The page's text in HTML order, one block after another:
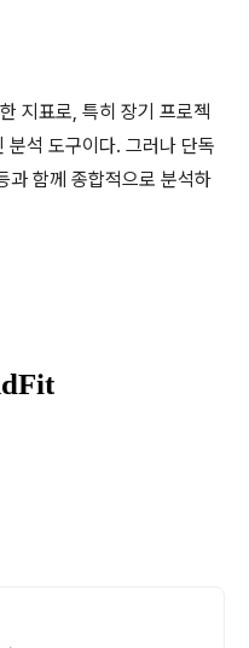
지표로, 특히 장기 프로젝
분석 도구이다. 그러나 단독
과 함께 종합적으로 분석하